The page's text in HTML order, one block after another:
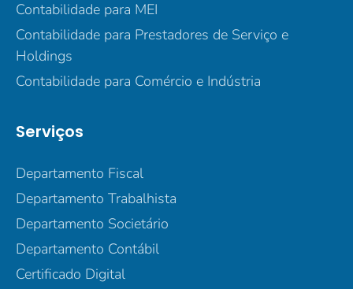
Contabilidade para MEI
Contabilidade para Prestadores de Serviço e
Holdings
Contabilidade para Comércio e Indústria
Serviços
Departamento Fiscal
Departamento Trabalhista
Departamento Societário
Departamento Contábil
Certificado Digital